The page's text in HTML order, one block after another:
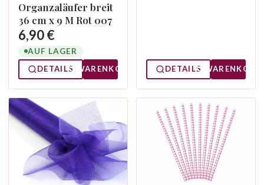
Organzaläufer breit
36 cm x 9 M Rot 007
6,90 €
AUF LAGER
DETAILS
WARENKORB DETAILS WARENKORB